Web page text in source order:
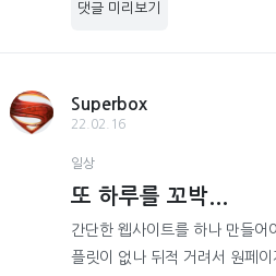
댓글 미리보기
Superbox
22.02.16
일상
또 하루를 꼬박...
간단한 웹사이트를 하나 만들어
플릿이 없나 뒤적 거려서 원페